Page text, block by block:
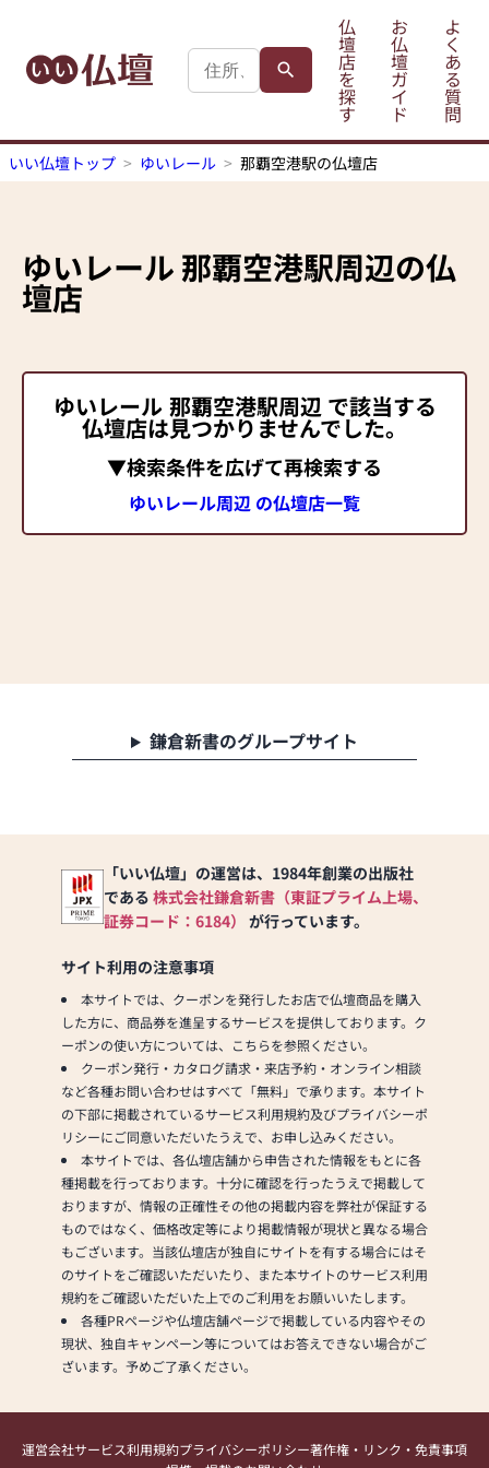
仏
壇
店
を
探
す
お
仏
壇
ガ
イ
ド
よ
く
あ
る
質
問
いい仏壇トップ ゆいレール 那覇空港駅の仏壇店
ゆいレール 那覇空港駅周辺の仏
壇店
ゆいレール 那覇空港駅周辺 で該当する
仏壇店は見つかりませんでした。
▼検索条件を広げて再検索する
ゆいレール周辺 の仏壇店一覧
鎌倉新書のグループサイト
「いい仏壇」の運営は、1984年創業の出版社
である 株式会社鎌倉新書（東証プライム上場、
証券コード：6184） が行っています。
サイト利用の注意事項
本サイトでは、クーポンを発行したお店で仏壇商品を購入
した方に、商品券を進呈するサービスを提供しております。ク
ーポンの使い方については、こちらを参照ください。
クーポン発行・カタログ請求・来店予約・オンライン相談
など各種お問い合わせはすべて「無料」で承ります。本サイト
の下部に掲載されているサービス利用規約及びプライバシーポ
リシーにご同意いただいたうえで、お申し込みください。
本サイトでは、各仏壇店舗から申告された情報をもとに各
種掲載を行っております。十分に確認を行ったうえで掲載して
おりますが、情報の正確性その他の掲載内容を弊社が保証する
ものではなく、価格改定等により掲載情報が現状と異なる場合
もございます。当該仏壇店が独自にサイトを有する場合にはそ
のサイトをご確認いただいたり、また本サイトのサービス利用
規約をご確認いただいた上でのご利用をお願いいたします。
各種PRページや仏壇店舗ページで掲載している内容やその
現状、独自キャンペーン等についてはお答えできない場合がご
ざいます。予めご了承ください。
運営会社サービス利用規約プライバシーポリシー著作権・リンク・免責事項